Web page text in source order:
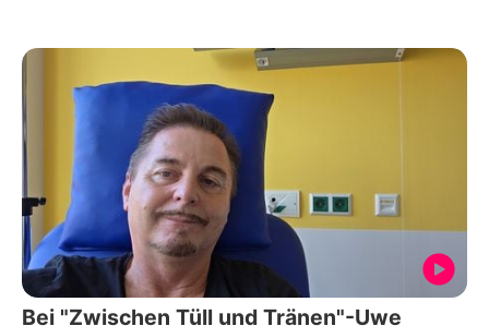
Bei "Zwischen Tüll und Tränen"-Uwe